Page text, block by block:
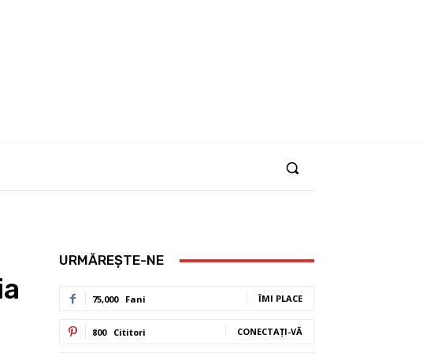
URMĂREȘTE-NE
75,000 Fani ÎMI PLACE
800 Cititori CONECTAȚI-VĂ